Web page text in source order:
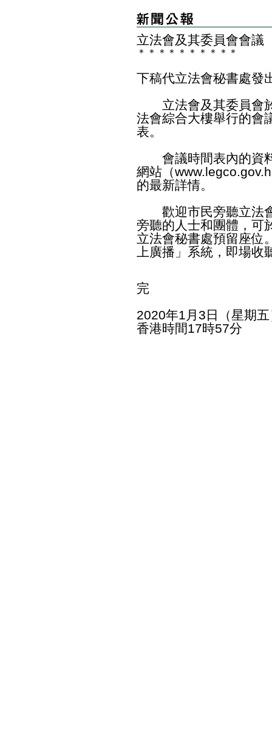
立法會及其委員會會議
＊ ＊ ＊ ＊ ＊ ＊ ＊ ＊ ＊ ＊
下稿代立法會秘書處發
立法會及其委員會於
法會綜合大樓舉行的會
表。
會議時間表內的資料
網站（
的最新詳情。
歡迎市民旁聽立法會
旁聽的人士和團體，可
立法會秘書處預留座位
上廣播」系統，即場
完
2020年1月3日（星期
香港時間17時57分